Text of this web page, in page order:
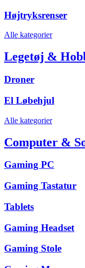
Højtryksrenser
Alle kategorier
Legetøj &
Droner
El Løbehjul
Alle kategorier
Computer &
Gaming PC
Gaming Tastatur
Tablets
Gaming Headset
Gaming Stole